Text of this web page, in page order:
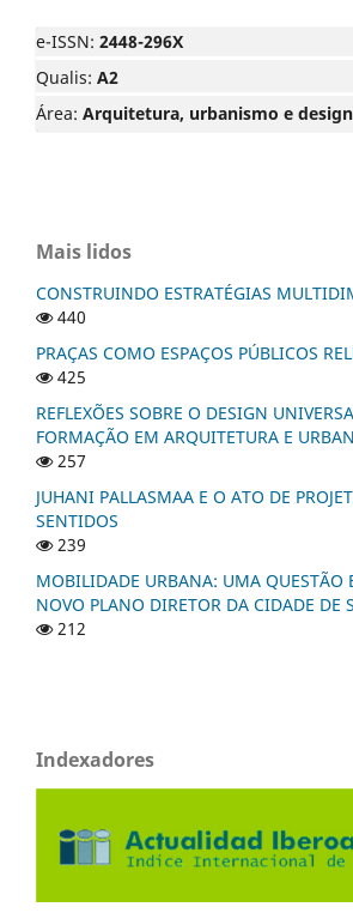
e-ISSN: 2448-296X
Qualis: A2
Área: Arquitetura, urbanismo e design
Mais lidos
CONSTRUINDO ESTRATÉGIAS
440
PRAÇAS COMO ESPAÇOS PÚBLICOS
425
REFLEXÕES SOBRE O DESIGN
FORMAÇÃO EM ARQUITETURA E
257
JUHANI PALLASMAA E O ATO DE
SENTIDOS
239
MOBILIDADE URBANA: UMA QUESTÃO
NOVO PLANO DIRETOR DA CIDADE DE
212
Indexadores